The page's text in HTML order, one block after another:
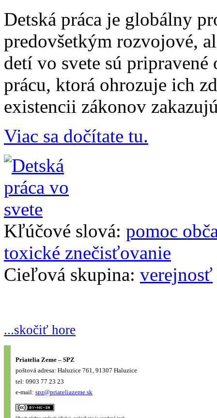
Detská práca je globálny
predovšetkým rozvojové,
detí vo svete sú
prácu, ktorá ohrozuje ich
existencii zákonov
Viac sa dočítate tu.
Kľúčové slová: pomoc
toxické znečisťovanie
Cieľová skupina: verejnosť
...skočiť hore
Priatelia Zeme – SPZ
poštová adresa: Haluzice 761, 91307 Haluzice
tel: 0903 77 23 23
e-mail: spz@priateliazeme.sk